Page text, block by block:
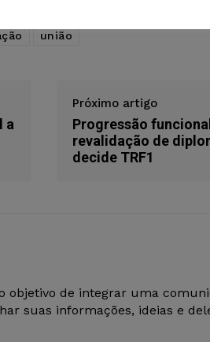
união
a
Próximo artigo
Progressão
revalidação de
decide TRF1
objetivo de integrar uma
suas informações, ideias e